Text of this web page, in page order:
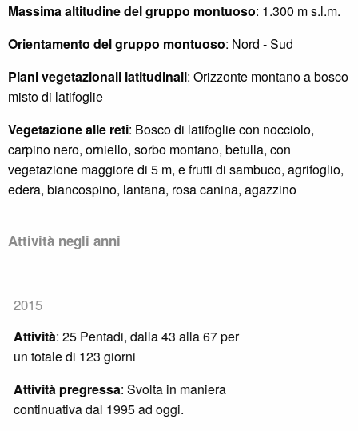
Massima altitudine del gruppo montuoso: 1.300 m s.l.m.
Orientamento del gruppo montuoso: Nord - Sud
Piani vegetazionali latitudinali: Orizzonte montano a bosco
misto di latifoglie
Vegetazione alle reti: Bosco di latifoglie con nocciolo,
carpino nero, orniello, sorbo montano, betulla, con
vegetazione maggiore di 5 m, e frutti di sambuco, agrifoglio,
edera, biancospino, lantana, rosa canina, agazzino
Attività negli anni
Attività: Dal 30 luglio (pentade 43) al 31
dicembre (pentade 73) per un totale di 139
Attività pregressa: Svolta in maniera